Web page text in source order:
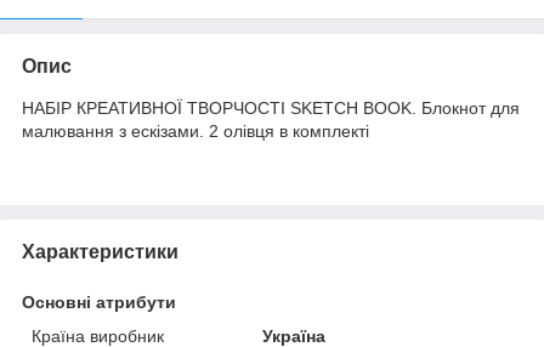
Опис
НАБІР КРЕАТИВНОЇ ТВОРЧОСТІ SKETCH BOOK. Блокнот для
малювання з ескізами. 2 олівця в комплекті
Характеристики
Основні атрибути
Країна виробник
Україна